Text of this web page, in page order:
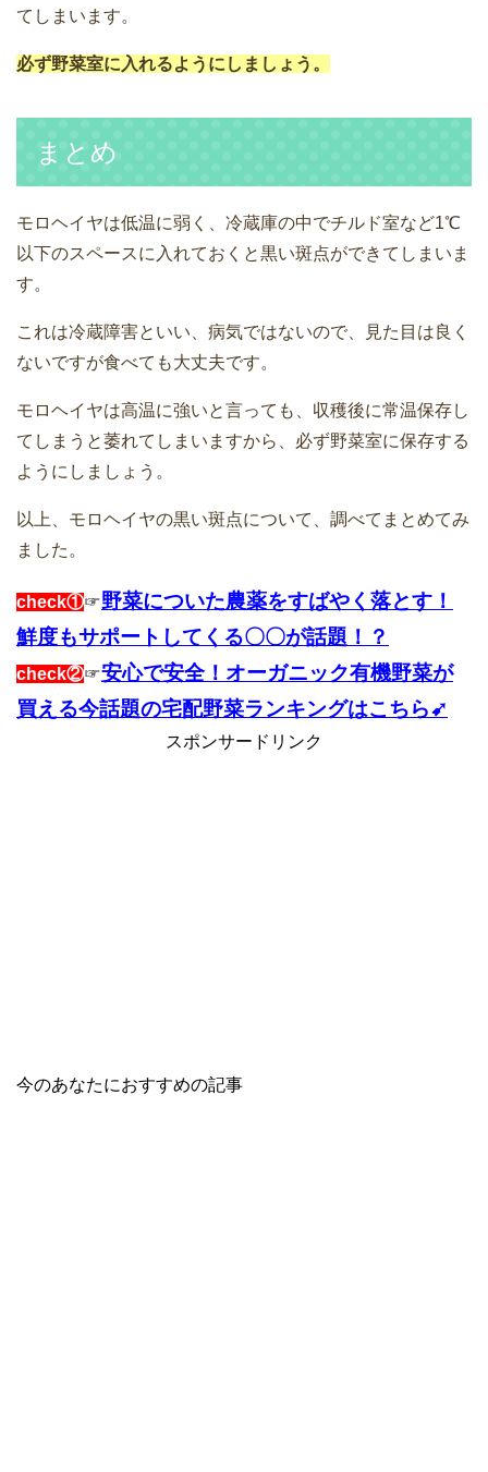
てしまいます。
必ず野菜室に入れるようにしましょう。
まとめ
モロヘイヤは低温に弱く、冷蔵庫の中でチルド室など1℃
以下のスペースに入れておくと黒い斑点ができてしまいま
す。
これは冷蔵障害といい、病気ではないので、見た目は良く
ないですが食べても大丈夫です。
モロヘイヤは高温に強いと言っても、収穫後に常温保存し
てしまうと萎れてしまいますから、必ず野菜室に保存する
ようにしましょう。
以上、モロヘイヤの黒い斑点について、調べてまとめてみ
ました。
check①☞野菜についた農薬をすばやく落とす！
鮮度もサポートしてくる〇〇が話題！？
check②☞安心で安全！オーガニック有機野菜が
買える今話題の宅配野菜ランキングはこちら➹
スポンサードリンク
今のあなたにおすすめの記事